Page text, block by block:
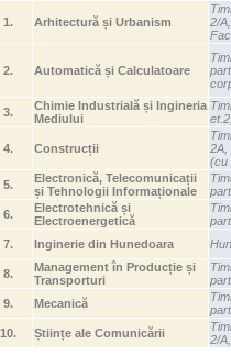
1. Arhitectură și Urbanism
2/
2. Automatică și Calculatoare
3.
Chimie Industrială și Ingineria
Mediului
4. Construcții
2A,
(cu
5.
Electronică, Telecomunicații
și Tehnologii Informaționale
6.
Electrotehnică și
Electroenergetică
7. Inginerie din Hunedoara
8.
Management în Producție și
Transporturi
9. Mecanică
10. Științe ale Comunicării
2/